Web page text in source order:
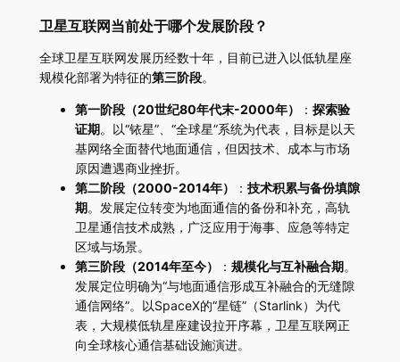
卫星互联网当前处于哪个发展阶段？
全球卫星互联网发展历经数十年，目前已进入以低轨星座
规模化部署为特征的第三阶段。
第一阶段（20世纪80年代末-2000年） ： 探索验
证期。以“铱星”、“全球星”系统为代表，目标是以天
基网络全面替代地面通信，但因技术、成本与市场
原因遭遇商业挫折。
第二阶段（2000-2014年）
： 技术积累与备份填隙
期。发展定位转变为地面通信的备份和补充，高轨
卫星通信技术成熟，广泛应用于海事、应急等特定
区域与场景。
第三阶段（2014年至今）
： 规模化与互补融合期。
发展定位明确为“与地面通信形成互补融合的无缝隙
通信网络”。以SpaceX的“星链”（Starlink）为代
表，大规模低轨星座建设拉开序幕，卫星互联网正
向全球核心通信基础设施演进。